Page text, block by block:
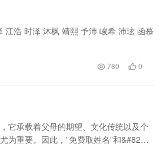
浩 时泽 沐枫 靖熙 予沛 峻希 沛玹 函慕
780 0
它承载着父母的期望、文化传统以及个
为重要。因此，”免费取姓名”和&#82…